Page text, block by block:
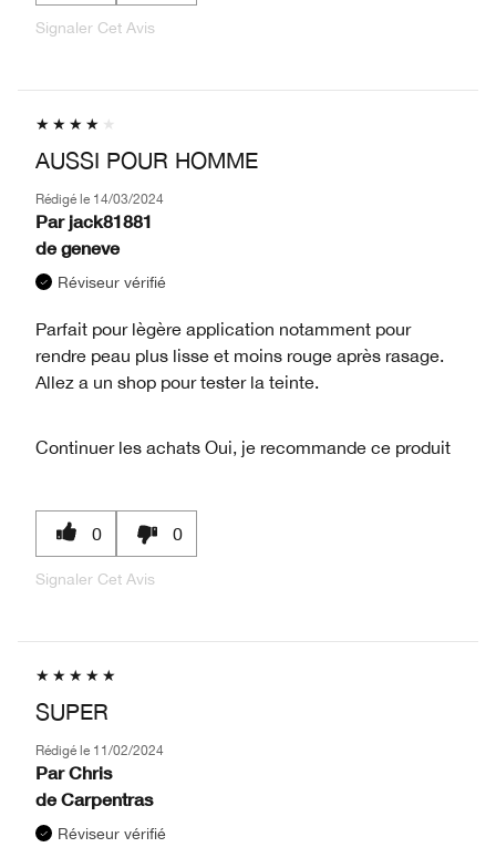
Signaler Cet Avis
AUSSI POUR HOMME
Rédigé le 14/03/2024
Par jack81881
de geneve
Réviseur vérifié
Parfait pour lègère application notamment pour
rendre peau plus lisse et moins rouge après rasage.
Allez a un shop pour tester la teinte.
Continuer les achats Oui, je recommande ce produit
0 0
Signaler Cet Avis
SUPER
Rédigé le 11/02/2024
Par Chris
de Carpentras
Réviseur vérifié